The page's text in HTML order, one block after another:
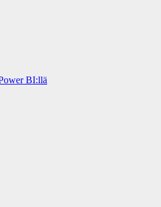
BI:llä